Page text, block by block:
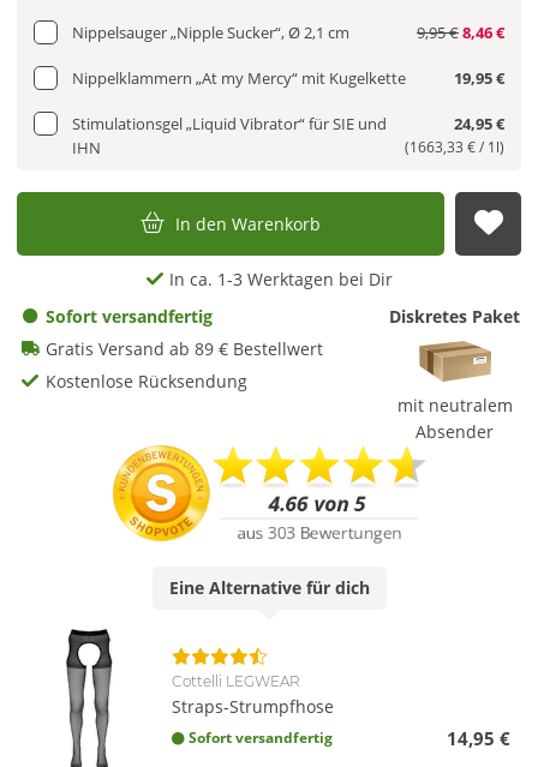
Nippelsauger „Nipple Sucker“, Ø 2,1 cm 9,95 €8,46 €
Nippelklammern „At my Mercy“ mit Kugelkette 19,95 €
Stimulationsgel „Liquid Vibrator“ für SIE und
IHN
24,95 €
(1663,33 € / 1l)
In den Warenkorb
In ca. 1-3 Werktagen bei Dir
Sofort versandfertig
Gratis Versand ab 89 € Bestellwert
Kostenlose Rücksendung
Diskretes Paket
mit neutralem
Absender
Eine Alternativefür dich
Cottelli LEGWEAR
Straps-Strumpfhose
Sofort versandfertig 14,95 €